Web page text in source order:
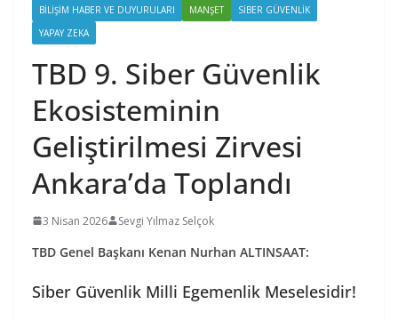
BILIŞIM HABER VE DUYURULARI MANŞET
SIBER GÜVENLIK
YAPAY ZEKA
TBD 9. Siber Güvenlik
Ekosisteminin
Geliştirilmesi Zirvesi
Ankara’da Toplandı
3 Nisan 2026 Sevgi Yılmaz Selçok
TBD Genel Başkanı Kenan Nurhan ALTINSAAT:
Siber Güvenlik Milli Egemenlik Meselesidir!